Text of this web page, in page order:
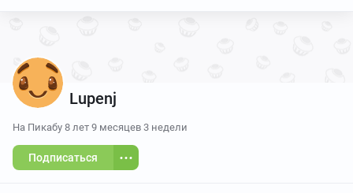
Lupenj
На Пикабу 8 лет 9 месяцев 3 недели
Подписаться